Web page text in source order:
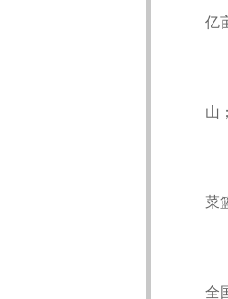
亿
山
菜
全